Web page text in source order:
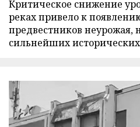
Критическое снижение
реках привело к
предвестников
сильнейших исторических